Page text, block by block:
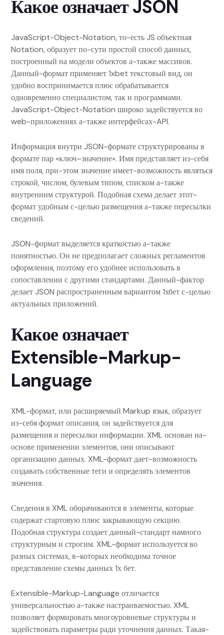
Какое означает JSON
JavaScript-Object-Notation, то-есть JS объектная
Notation, образует по-сути простой способ данных,
построенный на модели объектов а-также массивов.
Данный-формат применяет 1xbet текстовый вид, он
удобно воспринимается плюс обрабатывается
одновременно специалистом, так и программами.
JavaScript-Object-Notation широко задействуется во
web-приложениях а-также интерфейсах-API.
Информация внутри JSON-формате структурированы в
формате пар «ключ–значение». Имя представляет из-себя
имя поля, при-этом значение имеет-возможность являться
строкой, числом, булевым типом, списком а-также
внутренним структурой. Подобная схема делает этот-
формат удобным с-целью размещения а-также пересылки
сведений.
JSON-формат выделяется краткостью а-также
понятностью. Он не предполагает сложных регламентов
оформления, поэтому его удобнее использовать в
сопоставлении с другими стандартами. Данный-фактор
делает JSON распространенным вариантом 1хбет с-целью
актуальных приложений.
Какое означает
Extensible-Markup-
Language
XML-формат, или расширяемый Markup язык, образует
из-себя формат описания, он задействуется для
размещения и пересылки информации. XML основан на-
основе применении элементов, они описывают
организацию данных. XML-формат дает-возможность
создавать собственные теги и определять элементов
значения.
Сведения в XML оборачиваются в элементы, которые
содержат стартовую плюс закрывающую секцию.
Подобная структура создает данный-стандарт намного
структурным и строгим. XML-формат используется во
разных системах, в-которых необходима точное
представление схемы данных 1х бет.
Extensible-Markup-Language отличается
универсальностью а-также настраиваемостью. XML
позволяет формировать многоуровневые структуры и
задействовать параметры ради уточнения данных. Такая-